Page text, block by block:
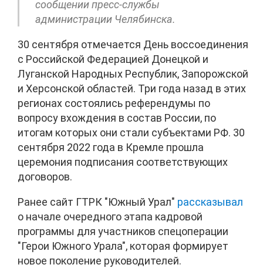
сообщении пресс-службы
администрации Челябинска.
30 сентября отмечается День воссоединения
с Российской Федерацией Донецкой и
Луганской Народных Республик, Запорожской
и Херсонской областей. Три года назад в этих
регионах состоялись референдумы по
вопросу вхождения в состав России, по
итогам которых они стали субъектами РФ. 30
сентября 2022 года в Кремле прошла
церемония подписания соответствующих
договоров.
Ранее сайт ГТРК "Южный Урал" рассказывал
о начале очередного этапа кадровой
программы для участников спецоперации
"Герои Южного Урала", которая формирует
новое поколение руководителей.